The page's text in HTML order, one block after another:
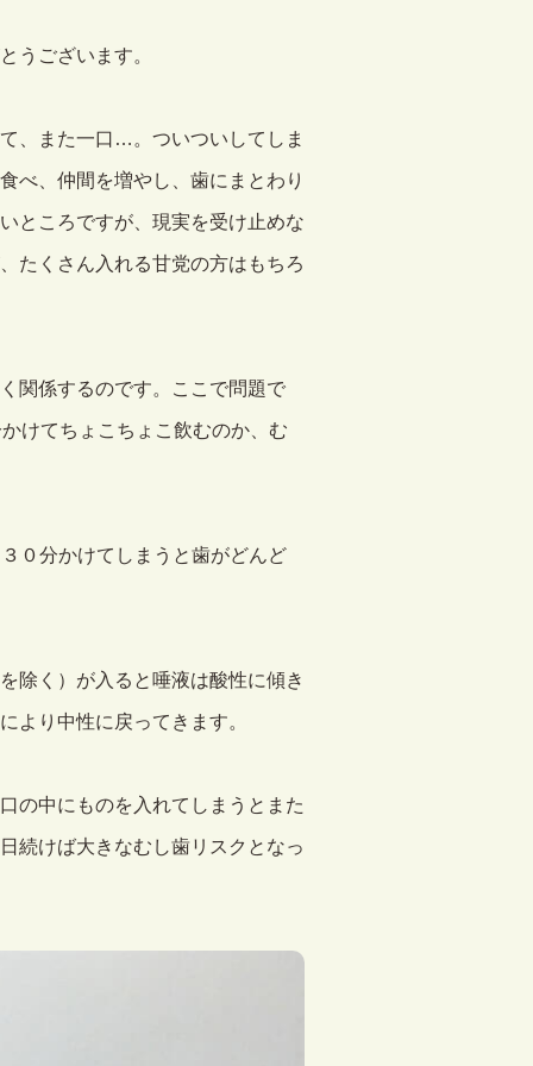
うございます。
、また一口…。ついついしてしま
べ、仲間を増やし、歯にまとわり
ところですが、現実を受け止めな
たくさん入れる甘党の方はもちろ
関係するのです。ここで問題で
けてちょこちょこ飲むのか、む
０分かけてしまうと歯がどんど
除く）が入ると唾液は酸性に傾き
より中性に戻ってきます。
の中にものを入れてしまうとまた
続けば大きなむし歯リスクとなっ